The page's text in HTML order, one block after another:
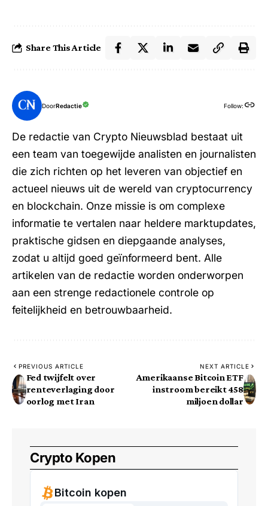
Share This Article
DoorRedactie Follow:
De redactie van Crypto Nieuwsblad bestaat uit
een team van toegewijde analisten en journalisten
die zich richten op het leveren van objectief en
actueel nieuws uit de wereld van cryptocurrency
en blockchain. Onze missie is om complexe
informatie te vertalen naar heldere marktupdates,
praktische gidsen en diepgaande analyses,
zodat u altijd goed geïnformeerd bent. Alle
artikelen van de redactie worden onderworpen
aan een strenge redactionele controle op
feitelijkheid en betrouwbaarheid.
PREVIOUS ARTICLE
Fed twijfelt over
renteverlaging door
oorlog met Iran
NEXT ARTICLE
Amerikaanse Bitcoin ETF
instroom bereikt 458
miljoen dollar
Crypto Kopen